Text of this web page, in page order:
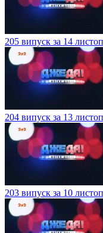
205 випуск за 14
204 випуск за 13
203 випуск за 10